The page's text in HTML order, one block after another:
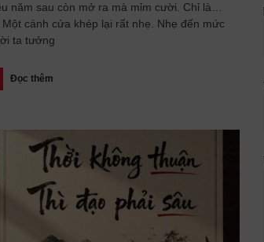
năm sau còn mở ra mà mỉm cười. Chỉ là…
Một cánh cửa khép lại rất nhẹ. Nhẹ đến mức
ta tưởng
Đọc thêm